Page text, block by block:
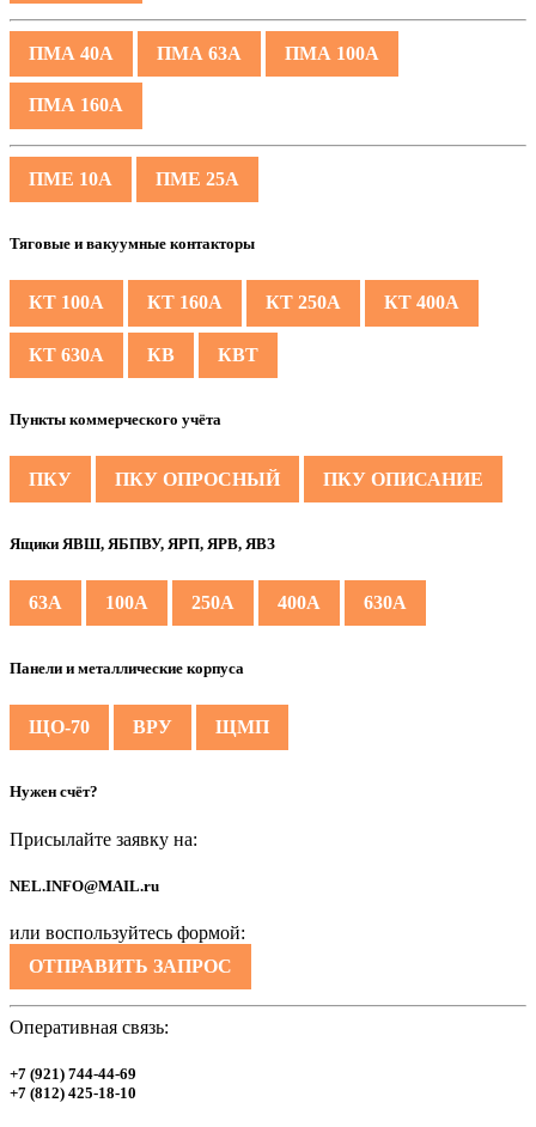
ПМА 40А ПМА 63А ПМА 100А
ПМА 160А
ПМЕ 10А ПМЕ 25А
Тяговые и вакуумные контакторы
КТ 100А КТ 160А КТ 250А КТ 400А
КТ 630А КВ КВТ
Пункты коммерческого учёта
ПКУ ПКУ ОПРОСНЫЙ ПКУ ОПИСАНИЕ
Ящики ЯВШ, ЯБПВУ, ЯРП, ЯРВ, ЯВЗ
63А 100А 250А 400А 630А
Панели и металлические корпуса
ЩО-70 ВРУ ЩМП
Нужен счёт?
Присылайте заявку на:
NEL.INFO@MAIL.ru
или воспользуйтесь формой:
ОТПРАВИТЬ ЗАПРОС
Оперативная связь:
+7 (921) 744-44-69
+7 (812) 425-18-10